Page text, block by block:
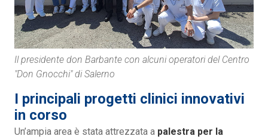
Il presidente don Barbante con alcuni operatori del Centro
"Don Gnocchi" di Salerno
I principali progetti clinici innovativi
in corso
Un’ampia area è stata attrezzata a palestra per la